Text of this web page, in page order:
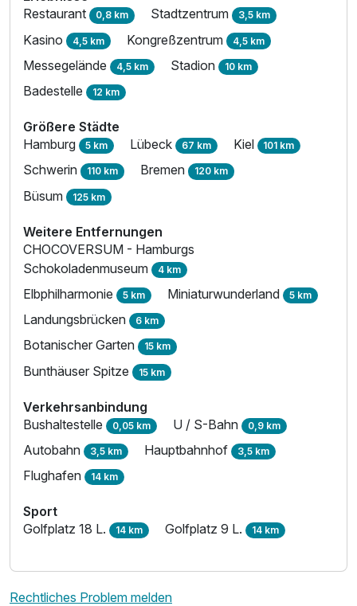
Restaurant 0,8 km Stadtzentrum 3,5 km
Kasino 4,5 km Kongreßzentrum 4,5 km
Messegelände 4,5 km Stadion 10 km
Badestelle 12 km
Größere Städte
Hamburg 5 km Lübeck 67 km Kiel 101 km
Schwerin 110 km Bremen 120 km
Büsum 125 km
Weitere Entfernungen
CHOCOVERSUM - Hamburgs
Schokoladenmuseum 4 km
Elbphilharmonie 5 km Miniaturwunderland 5 km
Landungsbrücken 6 km
Botanischer Garten 15 km
Bunthäuser Spitze 15 km
Verkehrsanbindung
Bushaltestelle 0,05 km U / S-Bahn 0,9 km
Autobahn 3,5 km Hauptbahnhof 3,5 km
Flughafen 14 km
Sport
Golfplatz 18 L. 14 km Golfplatz 9 L. 14 km
Rechtliches Problem melden